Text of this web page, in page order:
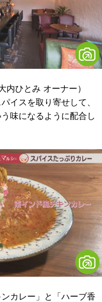
内ひとみ オーナー）
イスを取り寄せして、
味になるように配合し
カレー」と「ハーブ香